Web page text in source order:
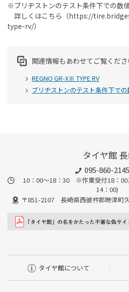
※ブリヂストンのテスト条件下での数
詳しくはこちら（https://
type-rv/）
関連情報もあわせてご覧くださ
REGNO GR-XⅢ TYPE RV
ブリヂストンのテスト条件下での
タイヤ館
095-860-2145
10：00～18：30 ※作業受付18：00
14：00)
〒851-2107 長崎県西彼杵郡時津町
タイヤ館について